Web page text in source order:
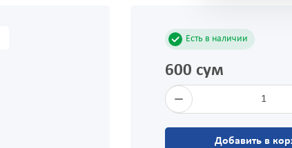
Есть в наличии
600 сум
1
Добавить в